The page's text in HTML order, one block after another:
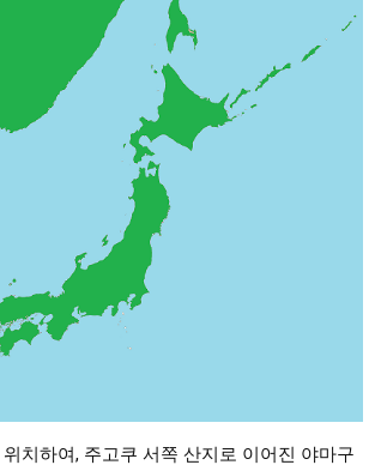
치하여, 주고쿠 서쪽 산지로 이어진 야마구